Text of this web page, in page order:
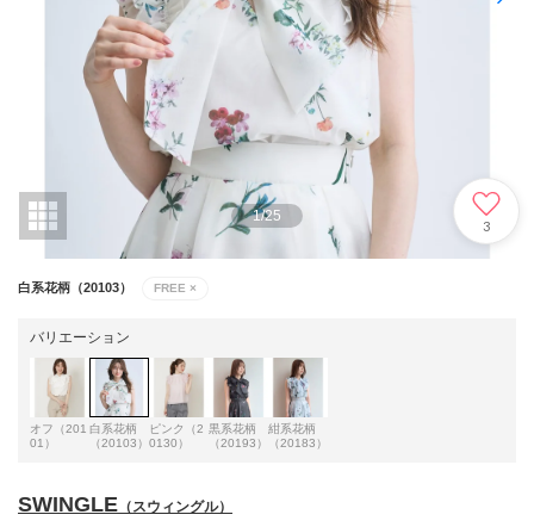
1/25
3
白系花柄（20103） FREE ×
バリエーション
オフ（201
01）
白系花柄
（20103）
ピンク（2
0130）
黒系花柄
（20193）
紺系花柄
（20183）
SWINGLE （スウィングル）